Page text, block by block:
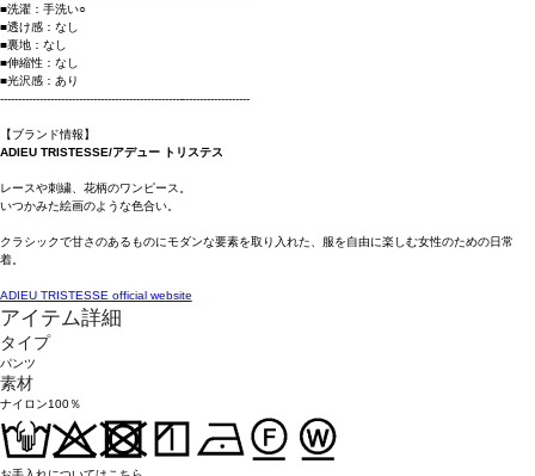
■洗濯：手洗い○
■透け感：なし
■裏地：なし
■伸縮性：なし
■光沢感：あり
----------------------------------------------------------------------
【ブランド情報】
ADIEU TRISTESSE/アデュー トリステス
レースや刺繍、花柄のワンピース。
いつかみた絵画のような色合い。
クラシックで甘さのあるものにモダンな要素を取り入れた、服を自由に楽しむ女性のための日常
着。
ADIEU TRISTESSE official website
アイテム詳細
タイプ
パンツ
素材
ナイロン100％